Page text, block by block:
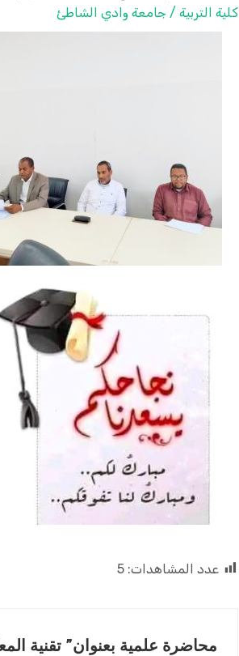
كلية التربية / جامعة وادي الشاطئ
عدد المشاهدات: 5
محاضرة علمية بعنوان” تقنية